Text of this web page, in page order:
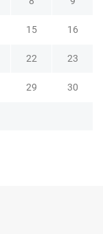
15 16
22 23
29 30